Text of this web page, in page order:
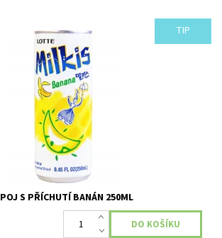
TIP
nápoj LOTTE s příchutí banánu.
S PŘÍCHUTÍ BANÁN 250ML